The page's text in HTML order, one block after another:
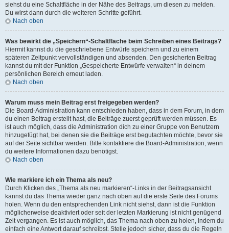
siehst du eine Schaltfläche in der Nähe des Beitrags, um diesen zu melden.
Du wirst dann durch die weiteren Schritte geführt.
Nach oben
Was bewirkt die „Speichern“-Schaltfläche beim Schreiben eines Beitrags?
Hiermit kannst du die geschriebene Entwürfe speichern und zu einem
späteren Zeitpunkt vervollständigen und absenden. Den gesicherten Beitrag
kannst du mit der Funktion „Gespeicherte Entwürfe verwalten“ in deinem
persönlichen Bereich erneut laden.
Nach oben
Warum muss mein Beitrag erst freigegeben werden?
Die Board-Administration kann entschieden haben, dass in dem Forum, in dem
du einen Beitrag erstellt hast, die Beiträge zuerst geprüft werden müssen. Es
ist auch möglich, dass die Administration dich zu einer Gruppe von Benutzern
hinzugefügt hat, bei denen sie die Beiträge erst begutachten möchte, bevor sie
auf der Seite sichtbar werden. Bitte kontaktiere die Board-Administration, wenn
du weitere Informationen dazu benötigst.
Nach oben
Wie markiere ich ein Thema als neu?
Durch Klicken des „Thema als neu markieren“-Links in der Beitragsansicht
kannst du das Thema wieder ganz nach oben auf die erste Seite des Forums
holen. Wenn du den entsprechenden Link nicht siehst, dann ist die Funktion
möglicherweise deaktiviert oder seit der letzten Markierung ist nicht genügend
Zeit vergangen. Es ist auch möglich, das Thema nach oben zu holen, indem du
einfach eine Antwort darauf schreibst. Stelle jedoch sicher, dass du die Regeln